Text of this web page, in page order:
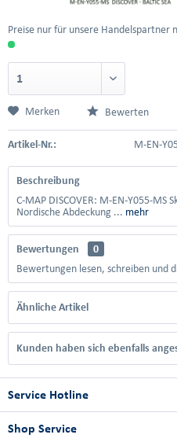
Preise nur für unsere Handelspartner
Merken Bewerten
Artikel-Nr.: M-EN-
Beschreibung
C-MAP DISCOVER: M-EN-Y055-MS
Nordische Abdeckung ... mehr
Bewertungen
0
Bewertungen lesen, schreiben und
Ähnliche Artikel
Kunden haben sich ebenfalls
Service Hotline
Shop Service